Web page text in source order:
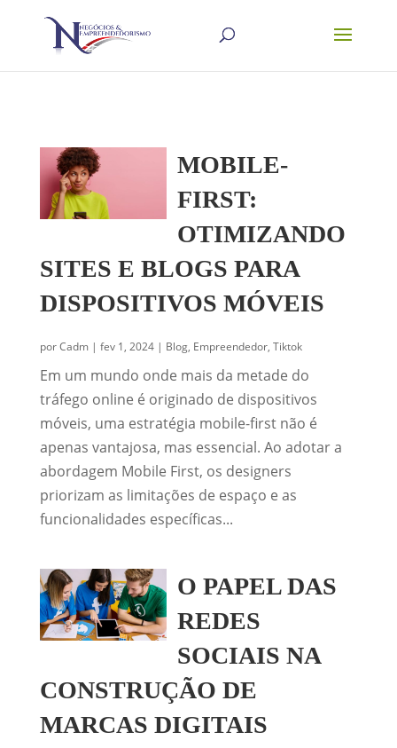
MOBILE-
FIRST:
OTIMIZANDO
SITES E BLOGS PARA
DISPOSITIVOS MÓVEIS
porCadm| fev 1, 2024| Blog, Empreendedor, Tiktok
Em um mundo onde mais da metade do
tráfego online é originado de dispositivos
móveis, uma estratégia mobile-first não é
apenas vantajosa, mas essencial. Ao adotar a
abordagem Mobile First, os designers
priorizam as limitações de espaço e as
funcionalidades específicas...
O PAPEL DAS
REDES
SOCIAIS NA
CONSTRUÇÃO DE
MARCAS DIGITAIS